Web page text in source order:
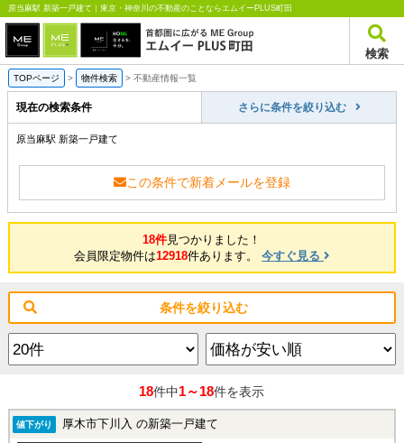
原当麻駅 新築一戸建て｜東京・神奈川の不動産のことならエムイーPLUS町田
検索
TOPページ > 物件検索 > 不動産情報一覧
現在の検索条件 さらに条件を絞り込む
原当麻駅 新築一戸建て
この条件で新着メールを登録
18件見つかりました！
会員限定物件は12918件あります。 今すぐ見る
条件を絞り込む
18件中1～18件を表示
値下がり 厚木市下川入 の新築一戸建て